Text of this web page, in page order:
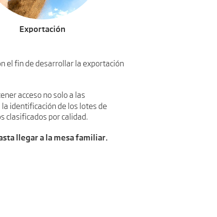
Exportación
el fin de desarrollar la exportación
acceso no solo a las
identificación de los lotes de
clasificados por calidad.
llegar a la mesa familiar.